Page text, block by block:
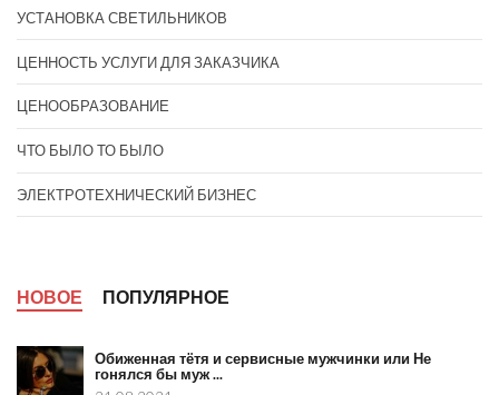
УСТАНОВКА СВЕТИЛЬНИКОВ
ЦЕННОСТЬ УСЛУГИ ДЛЯ ЗАКАЗЧИКА
ЦЕНООБРАЗОВАНИЕ
ЧТО БЫЛО ТО БЫЛО
ЭЛЕКТРОТЕХНИЧЕСКИЙ БИЗНЕС
НОВОЕ ПОПУЛЯРНОЕ
Обиженная тётя и сервисные мужчинки или Не
гонялся бы муж ...